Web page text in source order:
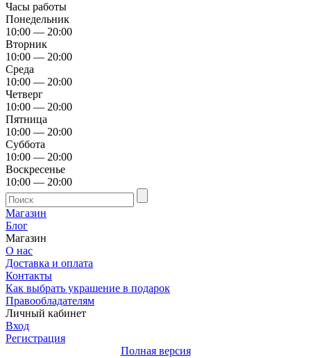
Часы работы
Понедельник
10:00 — 20:00
Вторник
10:00 — 20:00
Среда
10:00 — 20:00
Четверг
10:00 — 20:00
Пятница
10:00 — 20:00
Суббота
10:00 — 20:00
Воскресенье
10:00 — 20:00
Магазин
Блог
Магазин
О нас
Доставка и оплата
Контакты
Как выбрать украшение в подарок
Правообладателям
Личный кабинет
Вход
Регистрация
Полная версия